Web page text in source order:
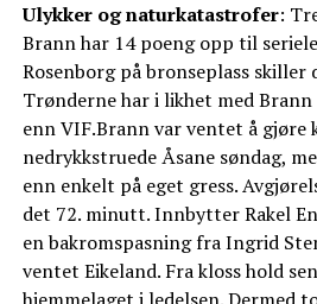
Ulykker og naturkatastrofer:
Brann har 14 poeng opp til
Rosenborg på bronseplass skiller
Trønderne har i likhet med
enn VIF.Brann var ventet å gjøre
nedrykkstruede Åsane søndag,
enn enkelt på eget gress.
det 72. minutt. Innbytter Rakel
en bakromspasning fra Ingrid
ventet Eikeland. Fra kloss hold